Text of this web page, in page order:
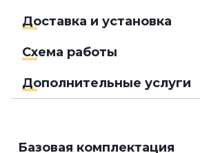
Доставка и установка
Схема работы
Дополнительные услуги
Базовая комплектация